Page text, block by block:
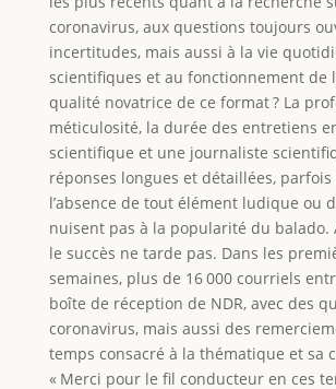
coronavirus, aux questions toujours
incertitudes, mais aussi à la vie
scientifiques et au fonctionnement de
qualité novatrice de ce format ? La
méticulosité, la durée des entretiens
scientifique et une journaliste
réponses longues et détaillées,
l’absence de tout élément ludique ou
nuisent pas à la popularité du balado.
le succès ne tarde pas. Dans les
semaines, plus de 16 000 courriels
boîte de réception de NDR, avec des
coronavirus, mais aussi des
temps consacré à la thématique et sa
« Merci pour le fil conducteur en ces